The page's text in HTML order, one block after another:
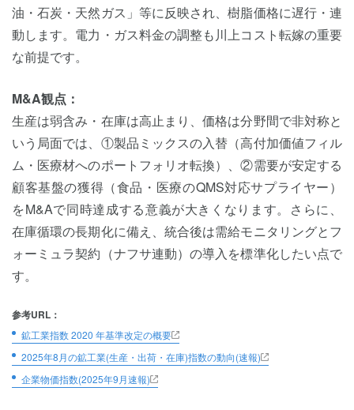
油・石炭・天然ガス」等に反映され、樹脂価格に遅行・連
動します。電力・ガス料金の調整も川上コスト転嫁の重要
な前提です。
M&A観点：
生産は弱含み・在庫は高止まり、価格は分野間で非対称と
いう局面では、①製品ミックスの入替（高付加価値フィル
ム・医療材へのポートフォリオ転換）、②需要が安定する
顧客基盤の獲得（食品・医療のQMS対応サプライヤー）
をM&Aで同時達成する意義が大きくなります。さらに、
在庫循環の長期化に備え、統合後は需給モニタリングとフ
ォーミュラ契約（ナフサ連動）の導入を標準化したい点で
す。
参考URL：
鉱工業指数 2020 年基準改定の概要
2025年8月の鉱工業(生産・出荷・在庫)指数の動向(速報)
企業物価指数(2025年9月速報)